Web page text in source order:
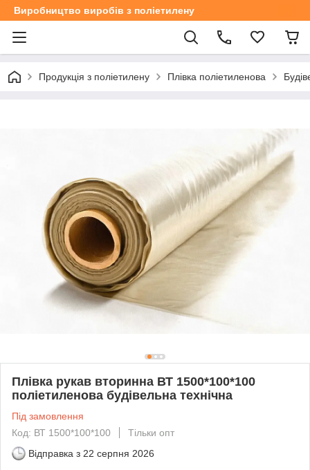
Виробництво виробів з поліетилену
Продукція з поліетилену Плівка поліетиленова
Плівка рукав вторинна ВТ 1500*100*100
поліетиленова будівельна технічна
Під замовлення
Код: ВТ 1500*100*100
Тільки опт
Відправка з 22 серпня 2026